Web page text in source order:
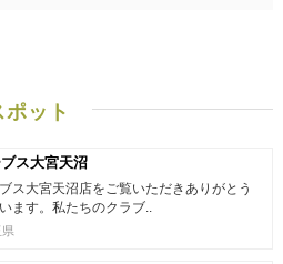
ット
ス大宮天沼
ス大宮天沼店をご覧いただきありがとう
ます。私たちのクラブ..